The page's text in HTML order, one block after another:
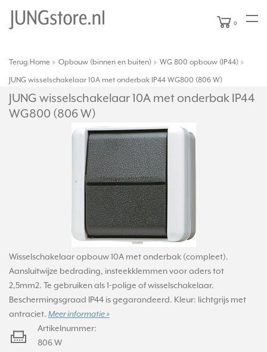
0
Terug Home Opbouw (binnen en buiten)
WG 800 opbouw (IP44)
JUNG wisselschakelaar 10A met onderbak IP44 WG800 (806 W)
JUNG wisselschakelaar 10A met onderbak IP44
WG800 (806 W)
Wisselschakelaar opbouw 10A met onderbak (compleet).
Aansluitwijze bedrading, insteekklemmen voor aders tot
2,5mm2. Te gebruiken als 1-polige of wisselschakelaar.
Beschermingsgraad IP44 is gegarandeerd. Kleur: lichtgrijs met
antraciet. Meer informatie »
Artikelnummer:
806 W